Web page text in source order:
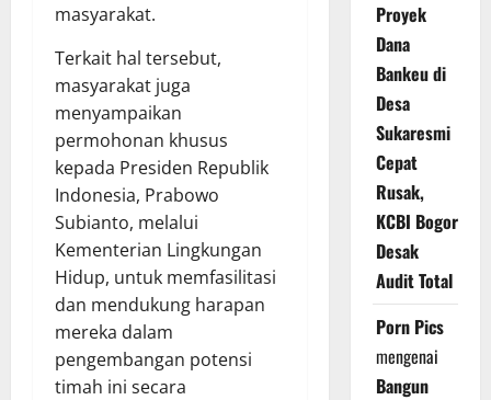
masyarakat.
Terkait hal tersebut,
masyarakat juga
menyampaikan
permohonan khusus
kepada Presiden Republik
Indonesia, Prabowo
Subianto, melalui
Kementerian Lingkungan
Hidup, untuk memfasilitasi
dan mendukung harapan
mereka dalam
pengembangan potensi
timah ini secara
Proyek
Dana
Bankeu di
Desa
Sukaresmi
Cepat
Rusak,
KCBI Bogor
Desak
Audit Total
Porn Pics
mengenai
Bangun